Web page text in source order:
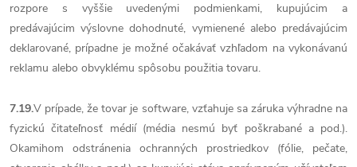
rozpore s vyššie uvedenými podmienkami, kupujúcim a
predávajúcim výslovne dohodnuté, vymienené alebo predávajúcim
deklarované, prípadne je možné očakávať vzhľadom na vykonávanú
reklamu alebo obvyklému spôsobu použitia tovaru.
7.19.V prípade, že tovar je software, vzťahuje sa záruka výhradne na
fyzickú čitateľnosť médií (média nesmú byť poškrabané a pod.).
Okamihom odstránenia ochranných prostriedkov (fólie, pečate,